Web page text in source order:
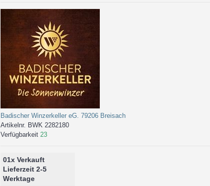
Badischer Winzerkeller eG. 79206 Breisach
Artikelnr. BWK 2282180
Verfügbarkeit 23
01x Verkauft
Lieferzeit 2-5
Werktage